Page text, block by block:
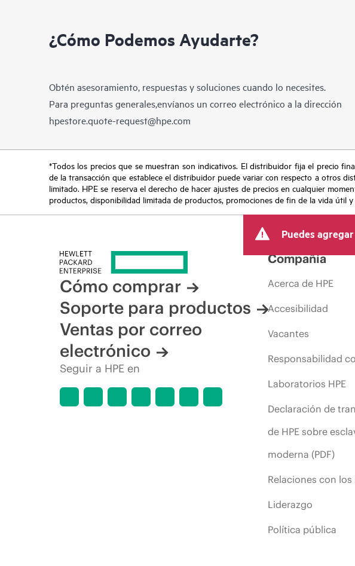
¿Cómo Podemos Ayudarte?
Obtén asesoramiento, respuestas y soluciones cuando lo necesites.
Para preguntas generales,envíanos un correo electrónico a la dirección
hpestore.quote-request@hpe.com
*Todos los precios que se muestran son indicativos. El distribuidor fija el precio
de la transacción que establece el distribuidor puede variar con respecto a otros
limitado. HPE se reserva el derecho de hacer ajustes de precios en cualquier
productos, disponibilidad limitada de productos, promociones de fin de la vida útil
Puedes
Cómo comprar
Soporte para productos
Ventas por correo
electrónico
Seguir a HPE en
Compañía
Acerca de HPE
Accesibilidad
Vacantes
Responsabilidad
Laboratorios HPE
Declaración de
de HPE sobre
moderna (PDF)
Relaciones con
Liderazgo
Política pública